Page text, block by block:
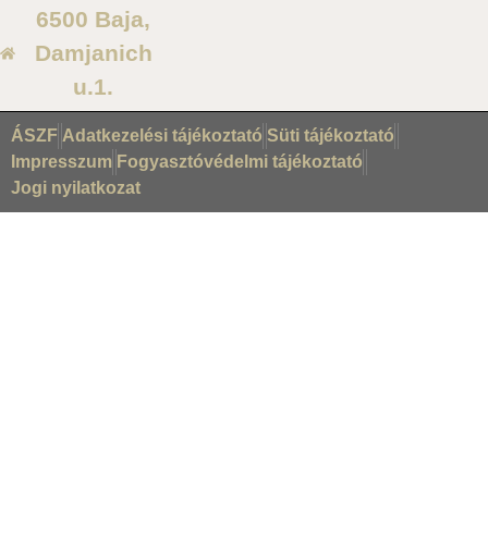
6500 Baja,
Damjanich
u.1.
ÁSZF Adatkezelési tájékoztató Süti tájékoztató
Impresszum Fogyasztóvédelmi tájékoztató
Jogi nyilatkozat